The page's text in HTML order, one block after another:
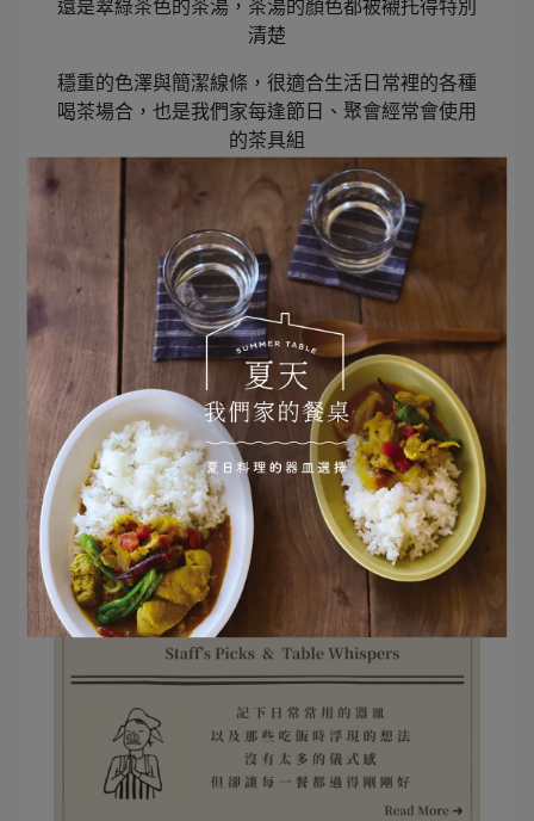
還是翠綠茶色的茶湯，茶湯的顏色都被襯托得特別
清楚
穩重的色澤與簡潔線條，很適合生活日常裡的各種
喝茶場合，也是我們家每逢節日、聚會經常會使用
的茶具組